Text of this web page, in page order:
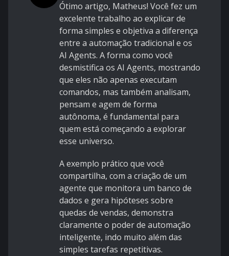
Ótimo artigo, Matheus! Você fez um
excelente trabalho ao explicar de
forma simples e objetiva a diferença
entre a automação tradicional e os
AI Agents. A forma como você
desmistifica os AI Agents, mostrando
que eles não apenas executam
comandos, mas também analisam,
pensam e agem de forma
autônoma, é fundamental para
quem está começando a explorar
esse universo.
A exemplo prático que você
compartilha, com a criação de um
agente que monitora um banco de
dados e gera hipóteses sobre
quedas de vendas, demonstra
claramente o poder de automação
inteligente, indo muito além das
simples tarefas repetitivas.